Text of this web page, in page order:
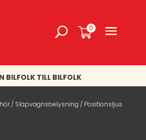
0
BILFOLK TILL BILFOLK
/ Släpvagnsbelysning / Positionsljus